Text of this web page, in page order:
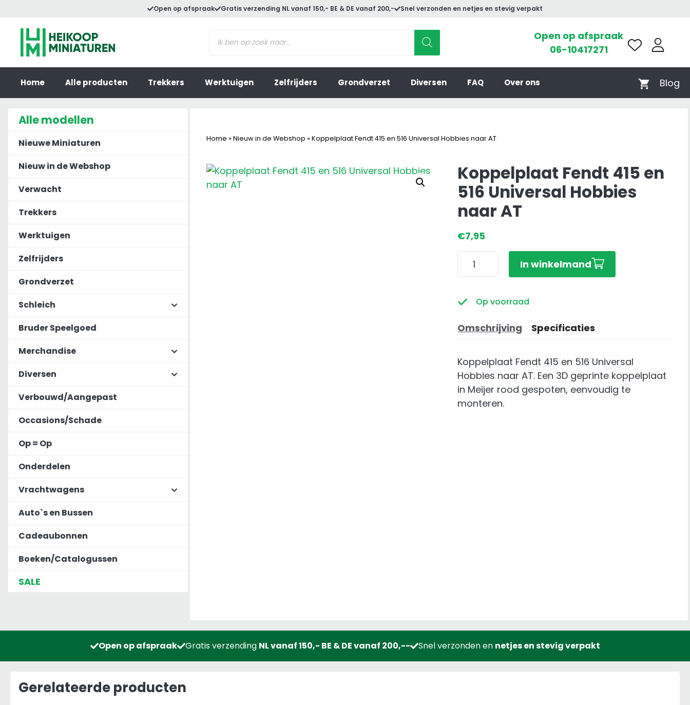
inhoud
Open op afspraak Gratis verzending NL vanaf 150,- BE & DE vanaf 200,- Snel verzonden en netjes en stevig verpakt
zoeken
Open op afspraak
06-10417271
Home Alle producten Trekkers Werktuigen Zelfrijders Grondverzet Diversen FAQ Over ons Blog
Home » Nieuw in de Webshop » Koppelplaat Fendt 415 en 516 Universal Hobbies naar AT
Koppelplaat Fendt 415 en
516 Universal Hobbies
naar AT
€7,95
Koppelplaat
Fendt
en
Universal
AT
aantal
In winkelmand
Op voorraad
Omschrijving Specificaties
Koppelplaat Fendt 415 en 516 Universal
Hobbies naar AT. Een 3D geprinte koppelplaat
in Meijer rood gespoten, eenvoudig te
monteren.
Alle modellen
Nieuwe Miniaturen
Nieuw in de Webshop
Verwacht
Trekkers
Werktuigen
Zelfrijders
Grondverzet
Schleich
Bruder Speelgoed
Merchandise
Diversen
Verbouwd/Aangepast
Occasions/Schade
Op = Op
Onderdelen
Vrachtwagens
Auto`s en Bussen
Cadeaubonnen
Boeken/Catalogussen
SALE
Open op afspraak Gratis verzending NL vanaf 150,- BE & DE vanaf 200,-- Snel verzonden en netjes en stevig verpakt
Gerelateerde producten